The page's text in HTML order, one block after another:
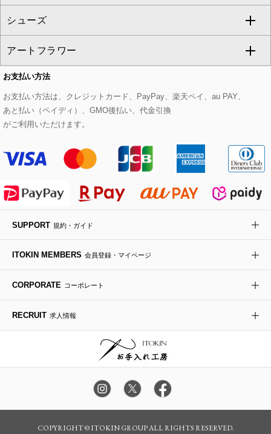
eur3
Maison de CINQ
MK MICHEL KLEIN BAG
HIROKO KOSHINO
re:edition project 165
タンクトップ・キャミソール
スウェット・ジャージー
その他のトップス
その他のパンツ
その他のスカート
セットアップジャケット
セットアップパンツ
セットアップスカート
セットアップワンピース
ダッフルコート
チェスターコート
モッズコート
ステンカラーコート
ライダースジャケット
デニムジャケット
ダウンジャケット・コート
その他のコート・ブルゾン
ストール・マフラー・スヌード
ベルト・サスペンダー
帽子
ヘアアクセサリー
ハンカチ・バンダナ
手袋
チャーム・ストラップ
傘・日傘
時計
ネックレス
ピアス・イヤリング
ブレスレット・バングル
ブローチ・コサージュ
すべてのバッグ
トートバッグ
ショルダーバッグ
ボストンバッグ
バックパック・リュック
ボディバッグ・メッセンジャーバッグ
トラベルバッグ
ビジネスバッグ
その他のバッグ
シューズ
すべてのシューズ
パンプス
スニーカー
フラットシューズ
ローファー
ドレスシューズ
サンダル・ミュール
その他のシューズ
アートフラワー
すべてのアートフラワー
ローズ
カサブランカ・カラー
ラナンキュラス
ポプリアレンジ＆フレグランス
その他のアートフラワー
お支払い方法
お支払い方法は、クレジットカード、PayPay、楽天ペイ、au PAY、
あと払い（ペイディ）、GMO後払い、代金引換
がご利用いただけます。
SUPPORT 規約・ガイド
ITOKIN MEMBERS 会員登録・マイページ
CORPORATE コーポレート
RECRUIT 求人情報
COPYRIGHT © ITOKIN GROUP ALL RIGHTS RESERVED.